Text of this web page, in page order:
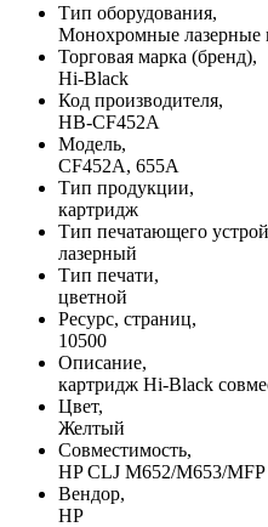
Тип оборудования,
Монохромные
Торговая марка (бренд),
Hi-Black
Код производителя,
HB-CF452A
Модель,
CF452A, 655A
Тип продукции,
картридж
Тип печатающего
лазерный
Тип печати,
цветной
Ресурс, страниц,
10500
Описание,
картридж Hi-Black
Цвет,
Желтый
Совместимость,
HP CLJ M652/M653/
Вендор,
HP